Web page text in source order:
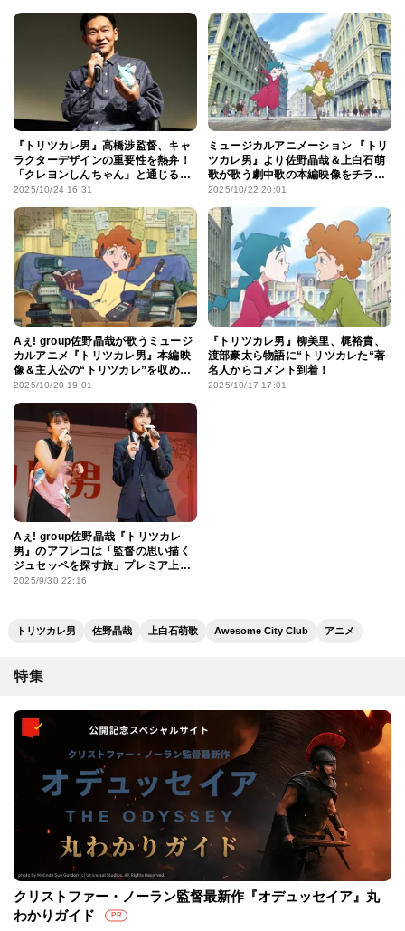
『トリツカレ男』高橋渉監督、キャ
ラクターデザインの重要性を熱弁！
「クレヨンしんちゃん」と通じる部
分にも言及
2025/10/24 16:31
ミュージカルアニメーション 『トリ
ツカレ男』より佐野晶哉＆上白石萌
歌が歌う劇中歌の本編映像をチラ見
せ！
2025/10/22 20:01
Aぇ! group佐野晶哉が歌うミュージ
カルアニメ『トリツカレ男』本編映
像＆主人公の“トリツカレ”を収めた
場面写真
2025/10/20 19:01
『トリツカレ男』柳美里、梶裕貴、
渡部豪太ら物語に“トリツカレた“著
名人からコメント到着！
2025/10/17 17:01
Aぇ! group佐野晶哉『トリツカレ
男』のアフレコは「監督の思い描く
ジュセッペを探す旅」プレミア上映
会で上白石萌歌と心温まるデュエッ
2025/9/30 22:16
トリツカレ男 佐野晶哉 上白石萌歌 Awesome City Club アニメ
特集
クリストファー・ノーラン監督最新作『オデュッセイア』丸
わかりガイド
PR